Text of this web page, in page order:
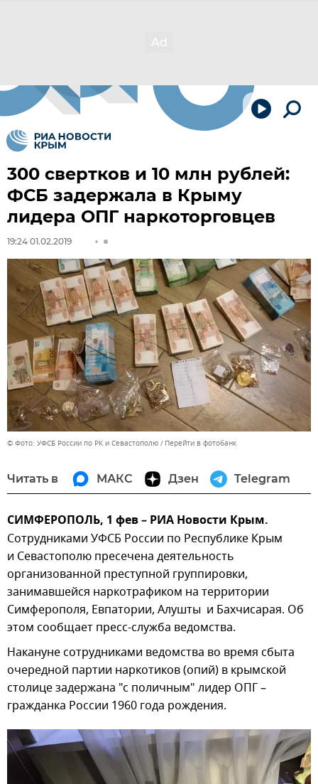
300 свертков и 10 млн рублей:
ФСБ задержала в Крыму
лидера ОПГ наркоторговцев
19:24 01.02.2019
© Фото: УФСБ России по РК и Севастополю Перейти в фотобанк
Читать в МАКС Дзен Telegram
СИМФЕРОПОЛЬ, 1 фев – РИА Новости Крым.
Сотрудниками УФСБ России по Республике Крым
и Севастополю пресечена деятельность
организованной преступной группировки,
занимавшейся наркотрафиком на территории
Симферополя, Евпатории, Алушты и Бахчисарая. Об
этом сообщает пресс-служба ведомства.
Накануне сотрудниками ведомства во время сбыта
очередной партии наркотиков (опий) в крымской
столице задержана "с поличным" лидер ОПГ –
гражданка России 1960 года рождения.